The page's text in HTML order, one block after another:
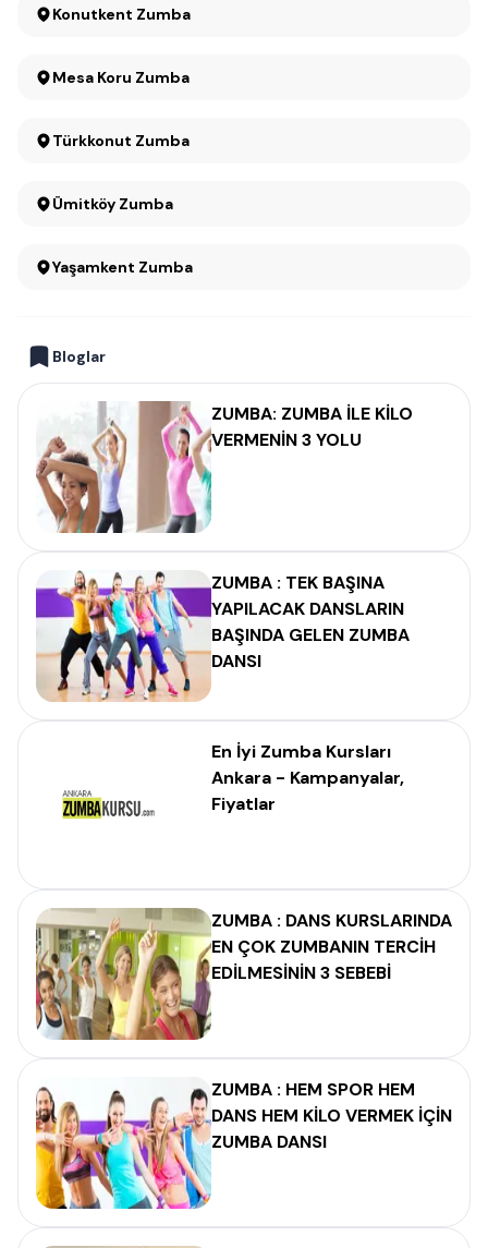
Konutkent Zumba
Mesa Koru Zumba
Türkkonut Zumba
Ümitköy Zumba
Yaşamkent Zumba
Bloglar
ZUMBA: ZUMBA İLE KİLO
VERMENİN 3 YOLU
ZUMBA : TEK BAŞINA
YAPILACAK DANSLARIN
BAŞINDA GELEN ZUMBA
DANSI
En İyi Zumba Kursları
Ankara - Kampanyalar,
Fiyatlar
ZUMBA : DANS KURSLARINDA
EN ÇOK ZUMBANIN TERCİH
EDİLMESİNİN 3 SEBEBİ
ZUMBA : HEM SPOR HEM
DANS HEM KİLO VERMEK İÇİN
ZUMBA DANSI